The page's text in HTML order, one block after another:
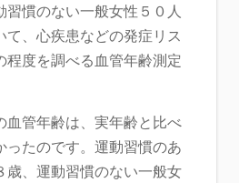
習慣のない一般女性５０人
て、心疾患などの発症リス
程度を調べる血管年齢測定
管年齢は、実年齢と比べ
ったのです。運動習慣のあ
歳、運動習慣のない一般女